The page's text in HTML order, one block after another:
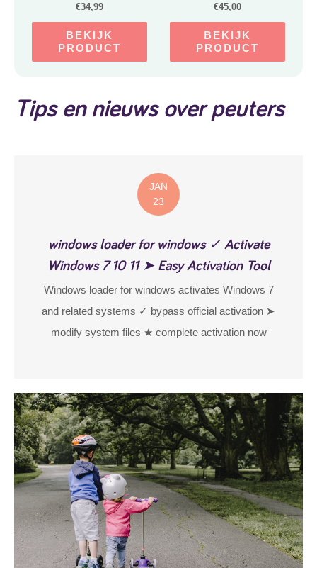
€34,99
BEKIJK
PRODUCT
€45,00
BEKIJK
PRODUCT
Tips en nieuws over peuters
JAN
23
windows loader for windows ✓ Activate
Windows 7 10 11 ➤ Easy Activation Tool
Windows loader for windows activates Windows 7
and related systems ✓ bypass official activation ➤
modify system files ★ complete activation now